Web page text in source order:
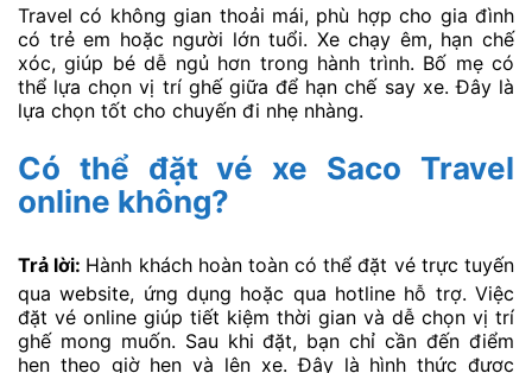
Travel có không gian thoải mái, phù hợp cho gia đình
có trẻ em hoặc người lớn tuổi. Xe chạy êm, hạn chế
xóc, giúp bé dễ ngủ hơn trong hành trình. Bố mẹ có
thể lựa chọn vị trí ghế giữa để hạn chế say xe. Đây là
lựa chọn tốt cho chuyến đi nhẹ nhàng.
Có thể đặt vé xe Saco Travel
online không?
Trả lời: Hành khách hoàn toàn có thể đặt vé trực tuyến
qua website, ứng dụng hoặc qua hotline hỗ trợ. Việc
đặt vé online giúp tiết kiệm thời gian và dễ chọn vị trí
ghế mong muốn. Sau khi đặt, bạn chỉ cần đến điểm
hẹn theo giờ hẹn và lên xe. Đây là hình thức được